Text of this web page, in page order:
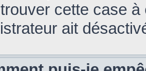
cette case à
ait